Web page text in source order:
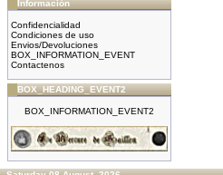
Información
Confidencialidad
Condiciones de uso
Envios/Devoluciones
BOX_INFORMATION_EVENT
Contactenos
BOX_HEADING_EVENT2
BOX_INFORMATION_EVENT2